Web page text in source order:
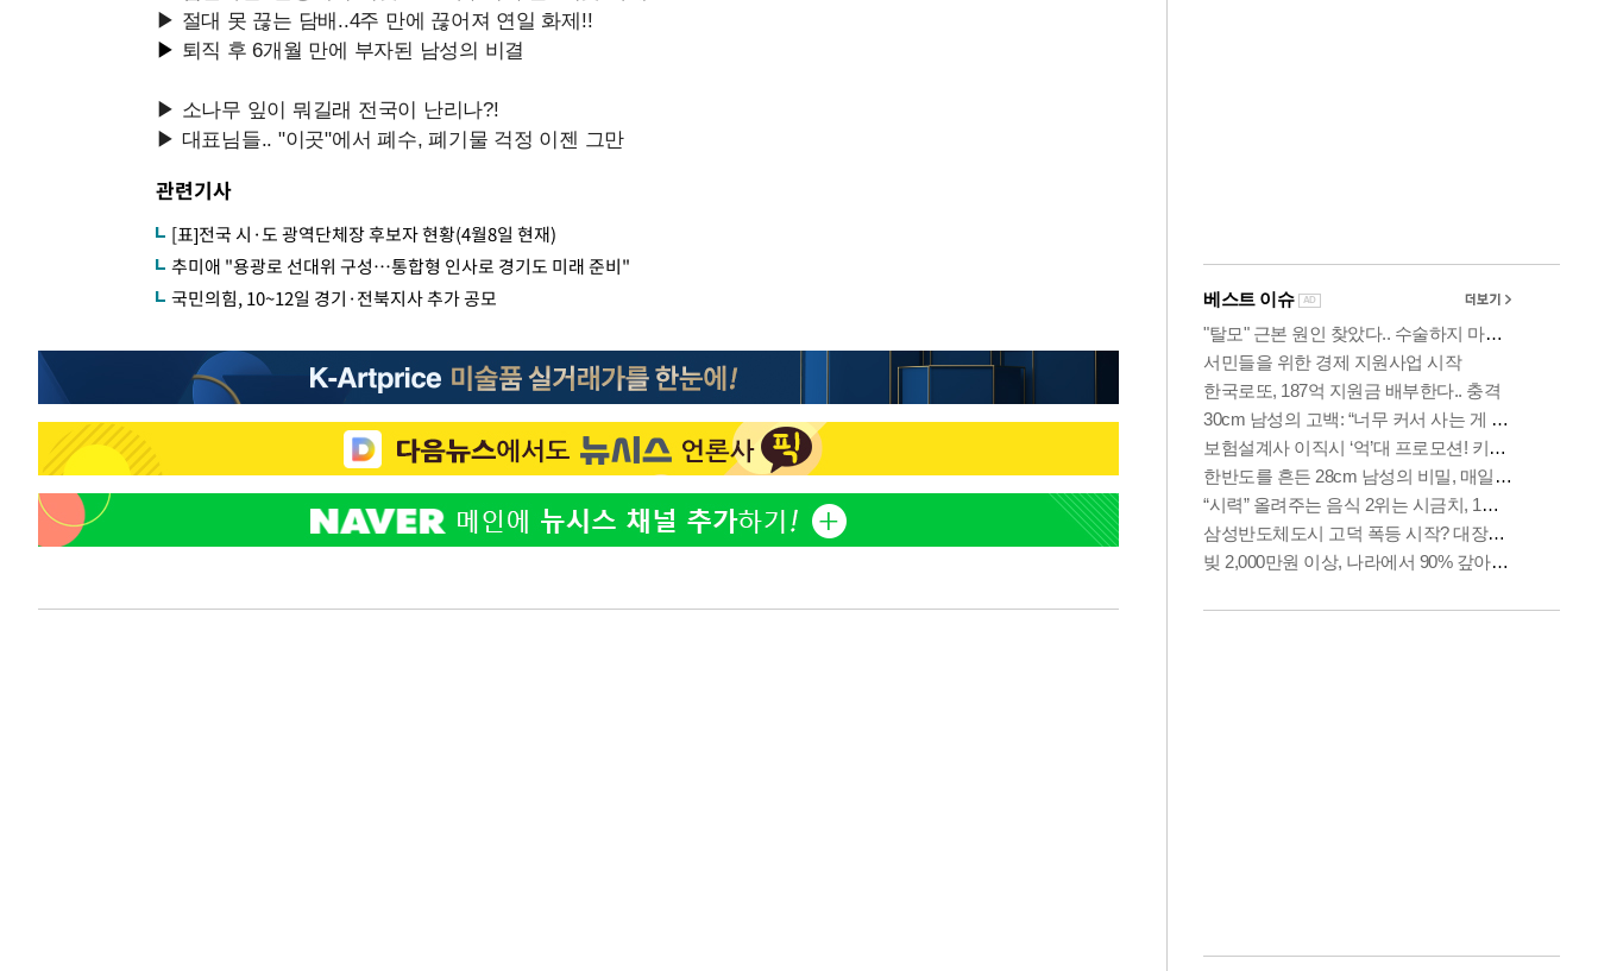
관련기사
[표]전국 시·도 광역단체장 후보자 현황(4월8일 현재)
추미애 "용광로 선대위 구성…통합형 인사로 경기도 미래 준비"
국민의힘, 10~12일 경기·전북지사 추가 공모